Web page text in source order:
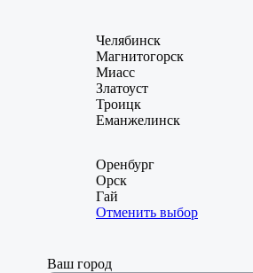
Челябинск
Магнитогорск
Миасс
Златоуст
Троицк
Еманжелинск
Оренбург
Орск
Гай
Отменить выбор
Ваш город